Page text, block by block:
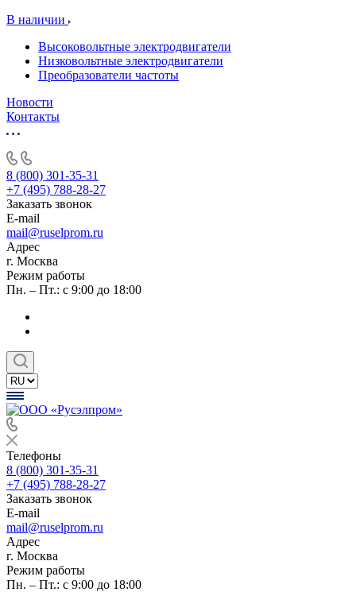
В наличии
Высоковольтные электродвигатели
Низковольтные электродвигатели
Преобразователи частоты
Новости
Контакты
8 (800) 301-35-31
+7 (495) 788-28-27
Заказать звонок
E-mail
mail@ruselprom.ru
Адрес
г. Москва
Режим работы
Пн. – Пт.: с 9:00 до 18:00
Телефоны
8 (800) 301-35-31
+7 (495) 788-28-27
Заказать звонок
E-mail
mail@ruselprom.ru
Адрес
г. Москва
Режим работы
Пн. – Пт.: с 9:00 до 18:00